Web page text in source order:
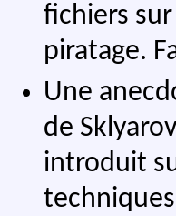
fichiers
piratage.
Une
de
introduit